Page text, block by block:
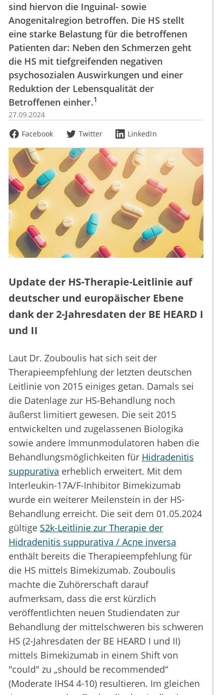
sind hiervon die Inguinal- sowie
Anogenitalregion betroffen. Die HS stellt
eine starke Belastung für die betroffenen
Patienten dar: Neben den Schmerzen geht
die HS mit tiefgreifenden negativen
psychosozialen Auswirkungen und einer
Reduktion der Lebensqualität der
Betroffenen einher.1
27.09.2024
Facebook
Twitter LinkedIn
Update der HS-Therapie-Leitlinie auf
deutscher und europäischer Ebene
dank der 2-Jahresdaten der BE HEARD I
und II
Laut Dr. Zouboulis hat sich seit der
Therapieempfehlung der letzten deutschen
Leitlinie von 2015 einiges getan. Damals sei
die Datenlage zur HS-Behandlung noch
äußerst limitiert gewesen. Die seit 2015
entwickelten und zugelassenen Biologika
sowie andere Immunmodulatoren haben die
Behandlungsmöglichkeiten für Hidradenitis
suppurativa erheblich erweitert. Mit dem
Interleukin-17A/F-Inhibitor Bimekizumab
wurde ein weiterer Meilenstein in der HS-
Behandlung erreicht. Die seit dem 01.05.2024
gültige S2k-Leitlinie zur Therapie der
Hidradenitis suppurativa / Acne inversa
enthält bereits die Therapieempfehlung für
die HS mittels Bimekizumab. Zouboulis
machte die Zuhörerschaft darauf
aufmerksam, dass die erst kürzlich
veröffentlichten neuen Studiendaten zur
Behandlung der mittelschweren bis schweren
HS (2-Jahresdaten der BE HEARD I und II)
mittels Bimekizumab in einem Shift von
"could" zu „should be recommended“
(Moderate IHS4 4-10) resultieren. Im gleichen